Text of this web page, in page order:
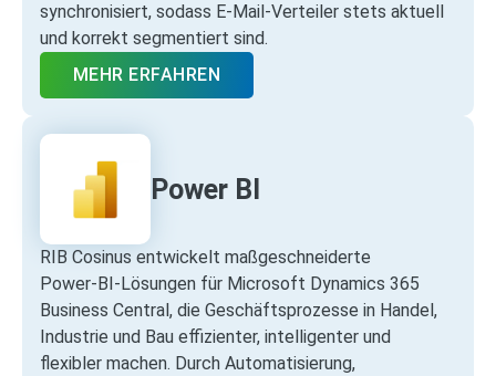
synchronisiert, sodass E‑Mail‑Verteiler stets aktuell
und korrekt segmentiert sind.
MEHR ERFAHREN
Power BI
RIB Cosinus entwickelt maßgeschneiderte
Power‑BI‑Lösungen für Microsoft Dynamics 365
Business Central, die Geschäftsprozesse in Handel,
Industrie und Bau effizienter, intelligenter und
flexibler machen. Durch Automatisierung,